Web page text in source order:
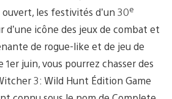
les festivités d’un 30e
d’une icône des jeux de combat et
de rogue-like et de jeu de
1er juin, vous pourrez chasser des
3: Wild Hunt Édition Game